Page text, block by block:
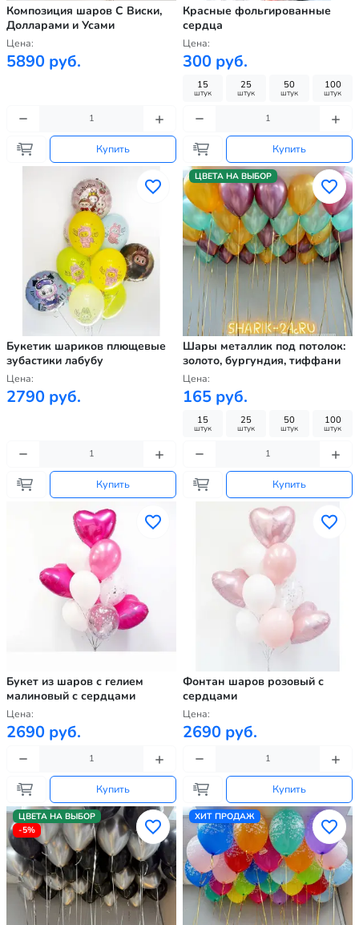
Композиция шаров С Виски,
Долларами и Усами
Цена:
5890 руб.
Купить
Красные фольгированные
сердца
Цена:
300 руб.
15
штук
25
штук
50
штук
100
штук
Купить
Букетик шариков плющевые
зубастики лабубу
Цена:
2790 руб.
Купить
ЦВЕТА НА ВЫБОР
Шары металлик под потолок:
золото, бургундия, тиффани
Цена:
165 руб.
15
штук
25
штук
50
штук
100
штук
Купить
Букет из шаров с гелием
малиновый с сердцами
Цена:
2690 руб.
Купить
Фонтан шаров розовый с
сердцами
Цена:
2690 руб.
Купить
ЦВЕТА НА ВЫБОР
-5%
ХИТ ПРОДАЖ